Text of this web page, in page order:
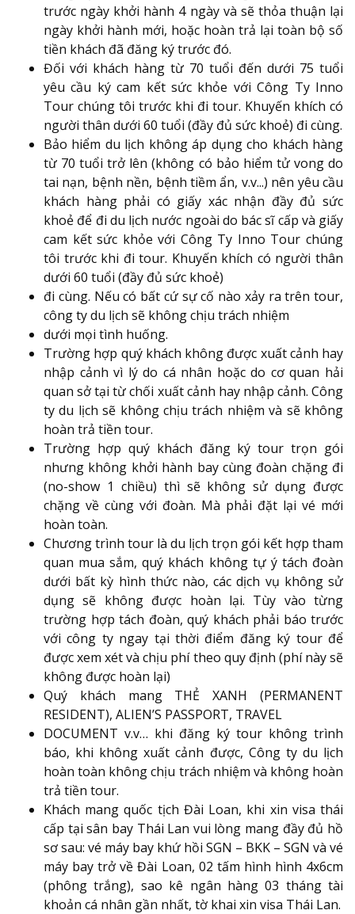
trước ngày khởi hành 4 ngày và sẽ thỏa thuận lại
ngày khởi hành mới, hoặc hoàn trả lại toàn bộ số
tiền khách đã đăng ký trước đó.
Đối với khách hàng từ 70 tuổi đến dưới 75 tuổi
yêu cầu ký cam kết sức khỏe với Công Ty Inno
Tour chúng tôi trước khi đi tour. Khuyến khích có
người thân dưới 60 tuổi (đầy đủ sức khoẻ) đi cùng.
Bảo hiểm du lịch không áp dụng cho khách hàng
từ 70 tuổi trở lên (không có bảo hiểm tử vong do
tai nạn, bệnh nền, bệnh tiềm ẩn, v.v...) nên yêu cầu
khách hàng phải có giấy xác nhận đầy đủ sức
khoẻ để đi du lịch nước ngoài do bác sĩ cấp và giấy
cam kết sức khỏe với Công Ty Inno Tour chúng
tôi trước khi đi tour. Khuyến khích có người thân
dưới 60 tuổi (đầy đủ sức khoẻ)
đi cùng. Nếu có bất cứ sự cố nào xảy ra trên tour,
công ty du lịch sẽ không chịu trách nhiệm
dưới mọi tình huống.
Trường hợp quý khách không được xuất cảnh hay
nhập cảnh vì lý do cá nhân hoặc do cơ quan hải
quan sở tại từ chối xuất cảnh hay nhập cảnh. Công
ty du lịch sẽ không chịu trách nhiệm và sẽ không
hoàn trả tiền tour.
Trường hợp quý khách đăng ký tour trọn gói
nhưng không khởi hành bay cùng đoàn chặng đi
(no-show 1 chiều) thì sẽ không sử dụng được
chặng về cùng với đoàn. Mà phải đặt lại vé mới
hoàn toàn.
Chương trình tour là du lịch trọn gói kết hợp tham
quan mua sắm, quý khách không tự ý tách đoàn
dưới bất kỳ hình thức nào, các dịch vụ không sử
dụng sẽ không được hoàn lại. Tùy vào từng
trường hợp tách đoàn, quý khách phải báo trước
với công ty ngay tại thời điểm đăng ký tour để
được xem xét và chịu phí theo quy định (phí này sẽ
không được hoàn lại)
Quý khách mang THẺ XANH (PERMANENT
RESIDENT), ALIEN’S PASSPORT, TRAVEL
DOCUMENT v.v… khi đăng ký tour không trình
báo, khi không xuất cảnh được, Công ty du lịch
hoàn toàn không chịu trách nhiệm và không hoàn
trả tiền tour.
Khách mang quốc tịch Đài Loan, khi xin visa thái
cấp tại sân bay Thái Lan vui lòng mang đầy đủ hồ
sơ sau: vé máy bay khứ hồi SGN – BKK – SGN và vé
máy bay trở về Đài Loan, 02 tấm hình hình 4x6cm
(phông trắng), sao kê ngân hàng 03 tháng tài
khoản cá nhân gần nhất, tờ khai xin visa Thái Lan.